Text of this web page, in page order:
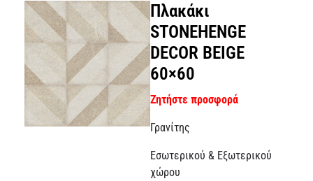
Πλακάκι
STONEHENGE
DECOR BEIGE
60×60
Ζητήστε προσφορά
Γρανίτης
Εσωτερικού & Εξωτερικού
χώρου